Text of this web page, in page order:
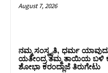
August 7, 2026
ನಮ್ಮ ಸಂಸ್ಕೃತಿ, ಧರ್ಮ
ಯತೀಂದ್ರ ತಮ್ಮ ತಾಯಿಯ ಬಳಿ
ಶೋಭಾ ಕರಂದ್ಲಾಜೆ ತಿರುಗೇಟು